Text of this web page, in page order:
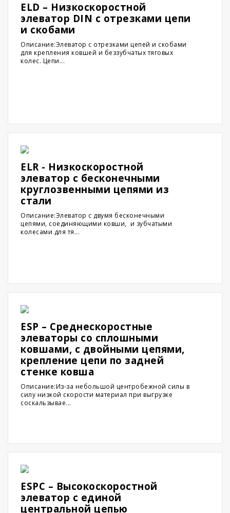
ELD – Низкоскоростной
элеватор DIN с отрезками цепи
и скобами
Описание:Элеватор с отрезками цепей и скобами
для крепления ковшей и беззубчатых тяговых
колес. Цепи...
ELR - Низкоскоростной
элеватор с бесконечными
круглозвенными цепями из
стали
Описание:Элеватор с двумя бесконечными
цепями, соединяющими ковши, и зубчатыми
колесами для тя...
ESP – Среднескоростные
элеваторы со сплошными
ковшами, с двойными цепями,
крепление цепи по задней
стенке ковша
Описание:Из-за небольшой центробежной силы в
силу низкой скорости материал при выгрузке
соскальзывае...
ESPC – Высокоскоростной
элеватор с единой
центральной цепью